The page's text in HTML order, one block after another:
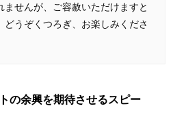
せんが、ご容赦いただけますと
うぞくつろぎ、お楽しみくださ
の余興を期待させるスピー